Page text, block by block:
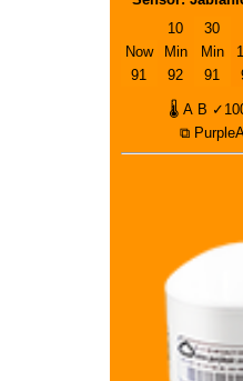
Now
91
10
Min
92
30
Min
91
🌡 A B
⧉